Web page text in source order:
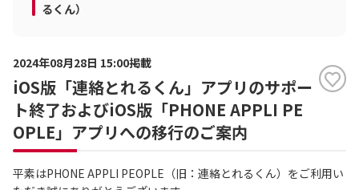
るくん）
2024年08月28日 15:00掲載
iOS版「連絡とれるくん」アプリのサポー
ト終了およびiOS版「PHONE APPLI PE
OPLE」アプリへの移行のご案内
平素はPHONE APPLI PEOPLE（旧：連絡とれるくん）をご利用い